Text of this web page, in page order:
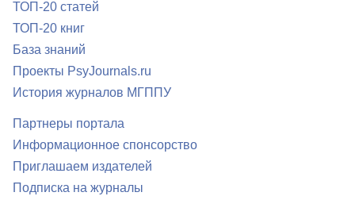
ТОП-20 статей
ТОП-20 книг
База знаний
Проекты PsyJournals.ru
История журналов МГППУ
Партнеры портала
Информационное спонсорство
Приглашаем издателей
Подписка на журналы